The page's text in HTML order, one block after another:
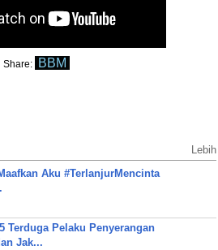
Share: BBM
Lebih
Aku #TerlanjurMencinta
Terduga Pelaku Penyerangan
Jak...